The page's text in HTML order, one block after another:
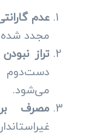
عدم
مجدد شده
تراز
دست‌دوم
می‌شود.
مصرف